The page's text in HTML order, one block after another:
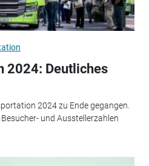
2024: Deutliches
2024 zu Ende gegangen.
und Ausstellerzahlen